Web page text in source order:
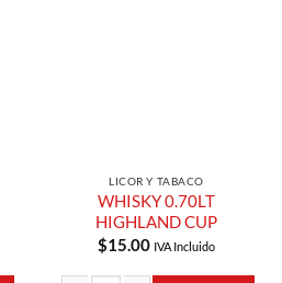
LICOR Y TABACO
WHISKY 0.70LT
HIGHLAND CUP
$15.00 IVA Incluido